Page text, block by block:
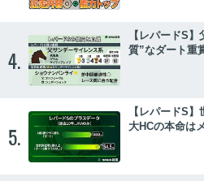
4.
【レパードS
質”なダート
5.
【レパードS
大HCの本命は